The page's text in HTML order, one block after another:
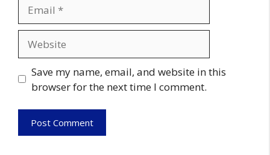
Save my name, email, and website in this
browser for the next time I comment.